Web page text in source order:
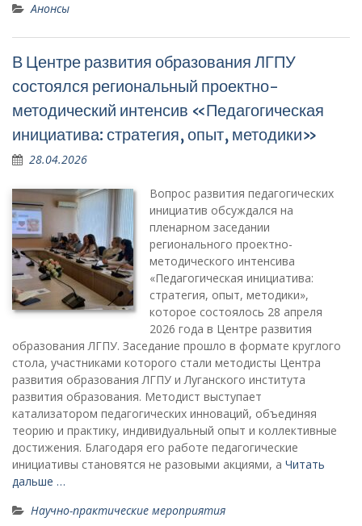
Анонсы
В Центре развития образования ЛГПУ
состоялся региональный проектно-
методический интенсив «Педагогическая
инициатива: стратегия, опыт, методики»
28.04.2026
Вопрос развития педагогических
инициатив обсуждался на
пленарном заседании
регионального проектно-
методического интенсива
«Педагогическая инициатива:
стратегия, опыт, методики»,
которое состоялось 28 апреля
2026 года в Центре развития
образования ЛГПУ. Заседание прошло в формате круглого
стола, участниками которого стали методисты Центра
развития образования ЛГПУ и Луганского института
развития образования. Методист выступает
катализатором педагогических инноваций, объединяя
теорию и практику, индивидуальный опыт и коллективные
достижения. Благодаря его работе педагогические
инициативы становятся не разовыми акциями, а Читать
дальше …
Научно-практические мероприятия